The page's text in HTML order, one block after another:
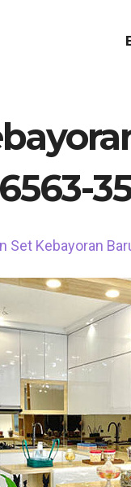
6563-
Set Kebayoran